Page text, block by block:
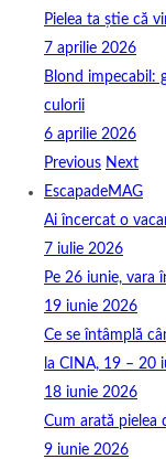
Pielea ta știe că
7 aprilie 2026
Blond impecabil:
culorii
6 aprilie 2026
Previous Next
EscapadeMAG
Ai încercat o
7 iulie 2026
Pe 26 iunie, vara
19 iunie 2026
Ce se întâmplă
la CINA, 19 – 20
18 iunie 2026
Cum arată pielea
9 iunie 2026